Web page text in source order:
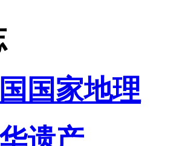
国家地理
遗产